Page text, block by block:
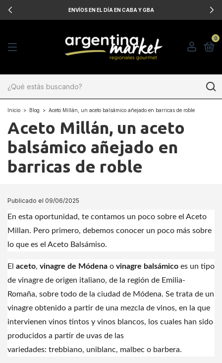
ENVÍOS EN EL DÍA EN CABA Y GBA
0
Inicio > Blog > Aceto Millán, un aceto balsámico añejado en barricas de roble
Aceto Millán, un aceto
balsámico añejado en
barricas de roble
Publicado el 09/06/2025
En esta oportunidad, te contamos un poco sobre el Aceto
Millan. Pero primero, debemos conocer un poco más sobre
lo que es el Aceto Balsámiso.
El aceto, vinagre de Módena o vinagre balsámico es un tipo
de vinagre de origen italiano, de la región de Emilia-
Romaña, sobre todo de la ciudad de Módena. Se trata de un
vinagre obtenido a partir de una mezcla de vinos, en la que
intervienen vinos tintos y vinos blancos, los cuales han sido
producidos a partir de uvas de las
variedades: trebbiano, uniblanc, malbec o barbera.